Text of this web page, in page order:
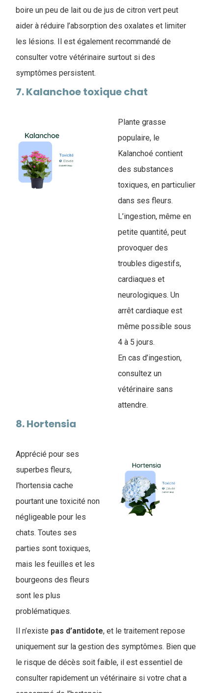
boire un peu de lait ou de jus de citron vert peut
aider à réduire l’absorption des oxalates et limiter
les lésions. Il est également recommandé de
consulter votre vétérinaire surtout si des
symptômes persistent.
7. Kalanchoe toxique chat
Plante grasse
populaire, le
Kalanchoé contient
des substances
toxiques, en particulier
dans ses fleurs.
L’ingestion, même en
petite quantité, peut
provoquer des
troubles digestifs,
cardiaques et
neurologiques. Un
arrêt cardiaque est
même possible sous
4 à 5 jours.
En cas d’ingestion,
consultez un
vétérinaire sans
attendre.
8. Hortensia
Apprécié pour ses
superbes fleurs,
l’hortensia cache
pourtant une toxicité non
négligeable pour les
chats. Toutes ses
parties sont toxiques,
mais les feuilles et les
bourgeons des fleurs
sont les plus
problématiques.
Il n’existe pas d’antidote, et le traitement repose
uniquement sur la gestion des symptômes. Bien que
le risque de décès soit faible, il est essentiel de
consulter rapidement un vétérinaire si votre chat a